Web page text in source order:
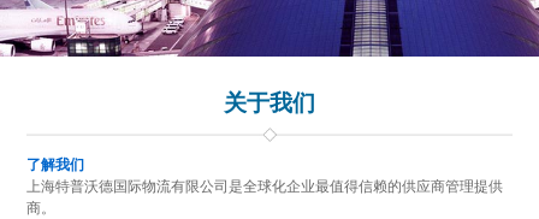
关于我们
了解我们
上海特普沃德国际物流有限公司是全球化企业最值得信赖的供应商管理提供
商。